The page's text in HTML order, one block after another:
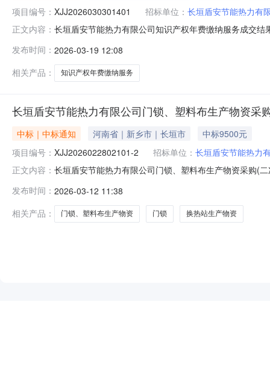
项目编号： XJJ2026030301401 招标单位： 长垣盾安节能热力有
正文内容： 长垣盾安节能热力有限公司知识产权年费缴纳服务成交
03-1814:38公示结束时间:2026-03-1914:38备注信息:--
发布时间： 2026-03-19 12:08
相关产品：
知识产权年费缴纳服务
长垣盾安节能热力有限公司门锁、塑料布生产物资采
中标｜中标通知 河南省｜新乡市｜长垣市
中标9500元
项目编号： XJJ2026022802101-2 招标单位： 长垣盾安节能热力
正文内容： 长垣盾安节能热力有限公司门锁、塑料布生产物资采购(
间:2026-03-0916:40公示开始时间:2026-03-1115:36公
发布时间： 2026-03-12 11:38
相关产品：
门锁、塑料布生产物资 门锁 换热站生产物资